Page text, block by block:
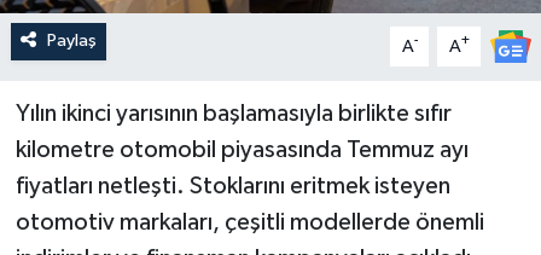
Paylaş A- A+
Yılın ikinci yarısının başlamasıyla birlikte sıfır
kilometre otomobil piyasasında Temmuz ayı
fiyatları netleşti. Stoklarını eritmek isteyen
otomotiv markaları, çeşitli modellerde önemli